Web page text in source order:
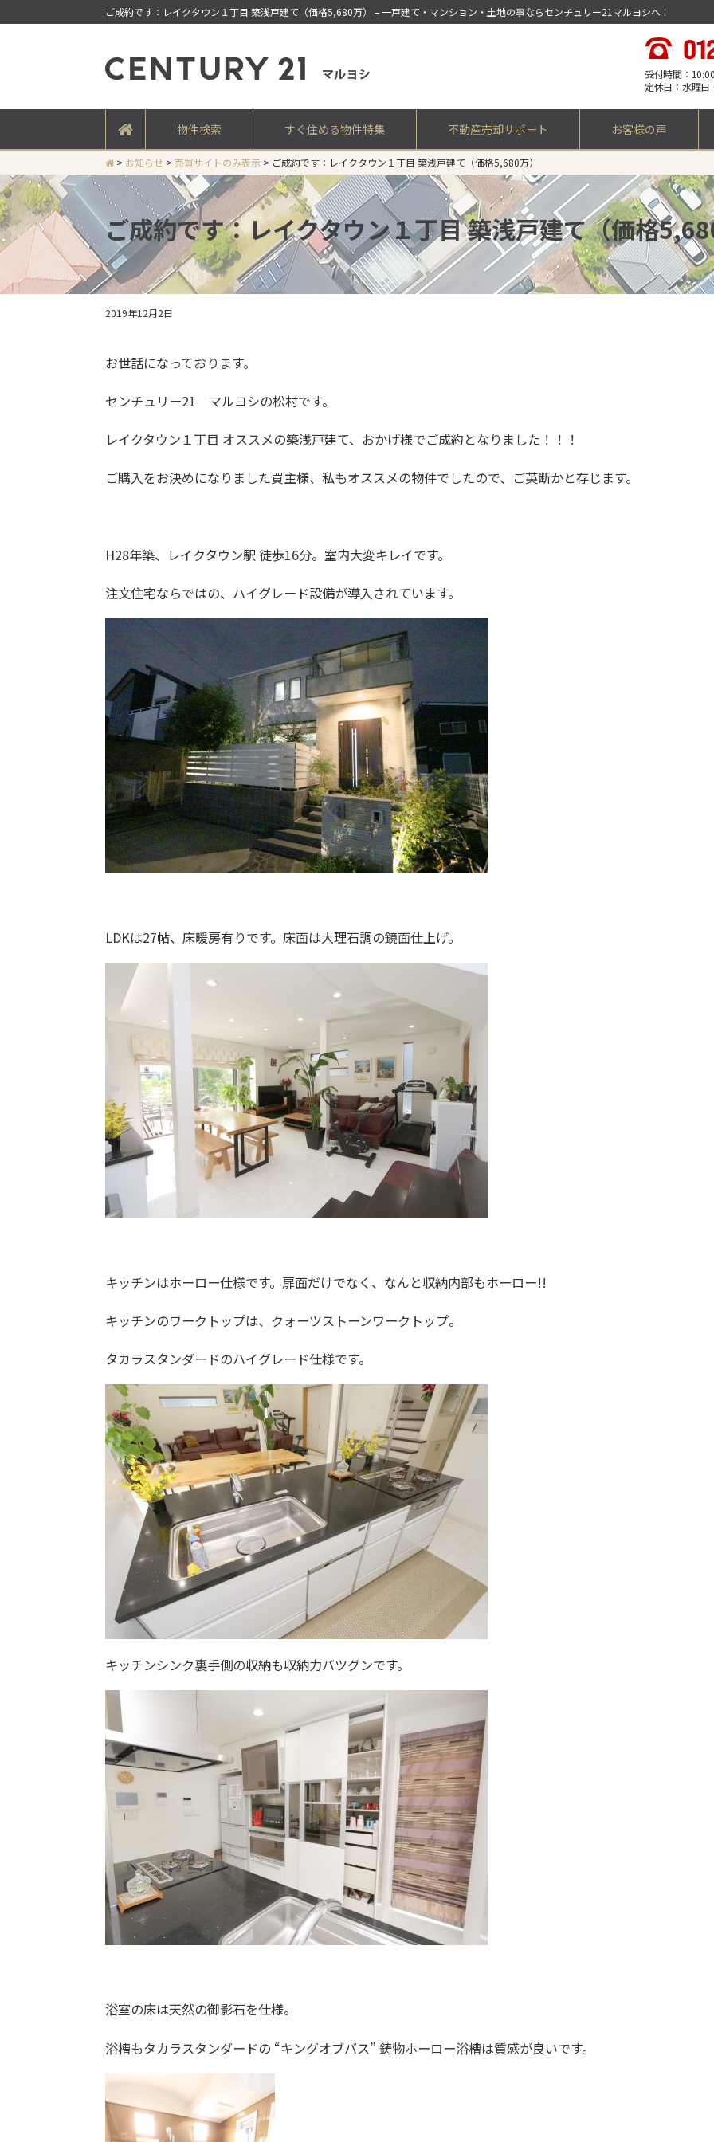
ご成約です：レイクタウン１丁目 築浅戸建て（価格5,680万） – 一戸建て・マンション・土地の事ならセンチュリー21マルヨシへ！
受付時間：
定休日：水曜
物件検索 すぐ住める物件特集 不動産売却サポート お客様の声
> お知らせ > 売買サイトのみ表示 > ご成約です：レイクタウン１丁目 築浅戸建て（価格5,680万）
ご成約です：レイクタウン１丁目 築浅戸建て（価格
2019年12月2日
お世話になっております。
センチュリー21 マルヨシの松村です。
レイクタウン１丁目 オススメの築浅戸建て、おかげ様でご成約となりました！！！
ご購入をお決めになりました買主様、私もオススメの物件でしたので、ご英断かと存じます。
H28年築、レイクタウン駅 徒歩16分。室内大変キレイです。
注文住宅ならではの、ハイグレード設備が導入されています。
LDKは27帖、床暖房有りです。床面は大理石調の鏡面仕上げ。
キッチンはホーロー仕様です。扉面だけでなく、なんと収納内部もホーロー!!
キッチンのワークトップは、クォーツストーンワークトップ。
タカラスタンダードのハイグレード仕様です。
キッチンシンク裏手側の収納も収納力バツグンです。
浴室の床は天然の御影石を仕様。
浴槽もタカラスタンダードの “キングオブバス” 鋳物ホーロー浴槽は質感が良いです。